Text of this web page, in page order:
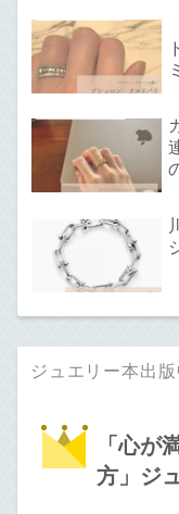
ジュエリー本出版
「心が
方」ジ